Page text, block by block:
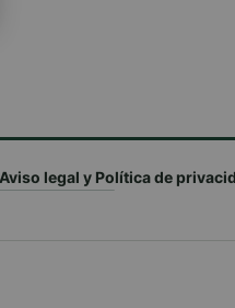
Aviso legal y Política de